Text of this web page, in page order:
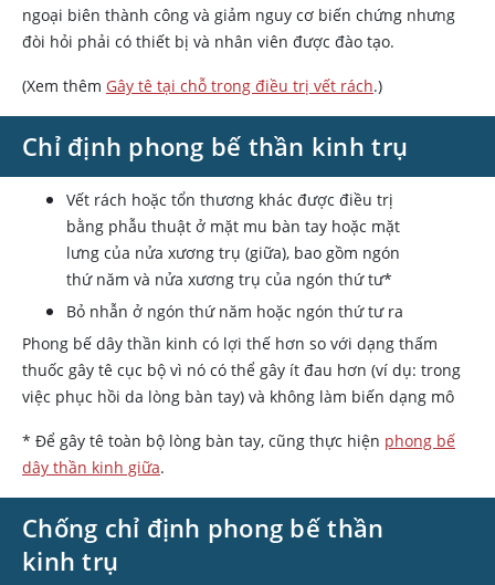
ngoại biên thành công và giảm nguy cơ biến chứng nhưng
đòi hỏi phải có thiết bị và nhân viên được đào tạo.
(Xem thêm Gây tê tại chỗ trong điều trị vết rách.)
Chỉ định phong bế thần kinh trụ
Vết rách hoặc tổn thương khác được điều trị
bằng phẫu thuật ở mặt mu bàn tay hoặc mặt
lưng của nửa xương trụ (giữa), bao gồm ngón
thứ năm và nửa xương trụ của ngón thứ tư*
Bỏ nhẫn ở ngón thứ năm hoặc ngón thứ tư ra
Phong bế dây thần kinh có lợi thế hơn so với dạng thấm
thuốc gây tê cục bộ vì nó có thể gây ít đau hơn (ví dụ: trong
việc phục hồi da lòng bàn tay) và không làm biến dạng mô
* Để gây tê toàn bộ lòng bàn tay, cũng thực hiện phong bế
dây thần kinh giữa.
Chống chỉ định phong bế thần
kinh trụ